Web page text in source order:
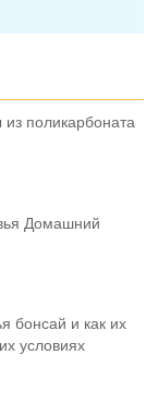
поликарбоната
Домашний
бонсай и как их
условиях